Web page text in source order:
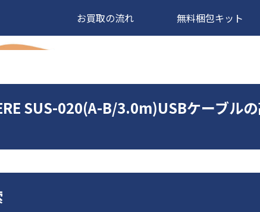
お買取の流れ 無料梱包キット
SUS-020(A-B/3.0m)USBケーブル